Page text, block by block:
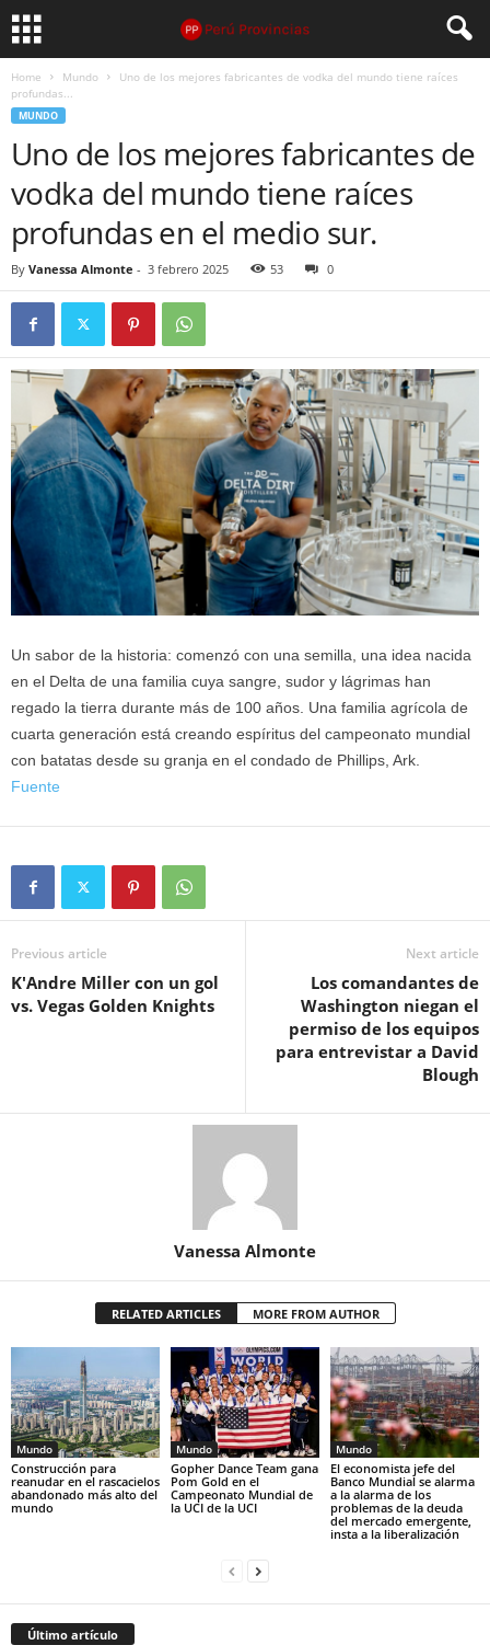
Home Mundo
Uno de los mejores fabricantes de vodka del mundo tiene raíces
profundas...
MUNDO
Uno de los mejores fabricantes de
vodka del mundo tiene raíces
profundas en el medio sur.
By Vanessa Almonte - 3 febrero 2025 53 0
Un sabor de la historia: comenzó con una semilla, una idea nacida
en el Delta de una familia cuya sangre, sudor y lágrimas han
regado la tierra durante más de 100 años. Una familia agrícola de
cuarta generación está creando espíritus del campeonato mundial
con batatas desde su granja en el condado de Phillips, Ark.
Fuente
Previous article
K'Andre Miller con un gol
vs. Vegas Golden Knights
Next article
Los comandantes de
Washington niegan el
permiso de los equipos
para entrevistar a David
Blough
Vanessa Almonte
RELATED ARTICLES MORE FROM AUTHOR
Mundo
Construcción para
reanudar en el rascacielos
abandonado más alto del
mundo
Mundo
Gopher Dance Team gana
Pom Gold en el
Campeonato Mundial de
la UCI de la UCI
Mundo
El economista jefe del
Banco Mundial se alarma
a la alarma de los
problemas de la deuda
del mercado emergente,
insta a la liberalización
Último artículo